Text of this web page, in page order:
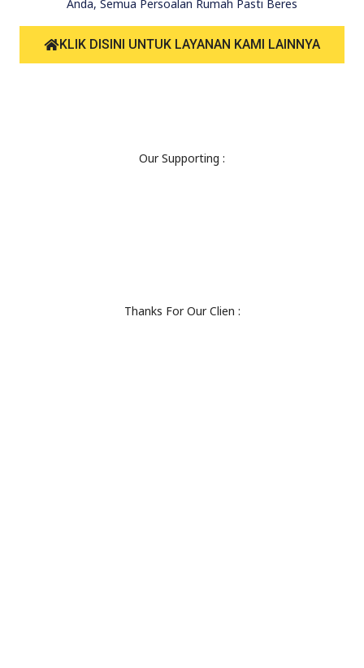
Anda, Semua Persoalan Rumah Pasti Beres
KLIK DISINI UNTUK LAYANAN KAMI LAINNYA
Our Supporting :
Thanks For Our Clien :